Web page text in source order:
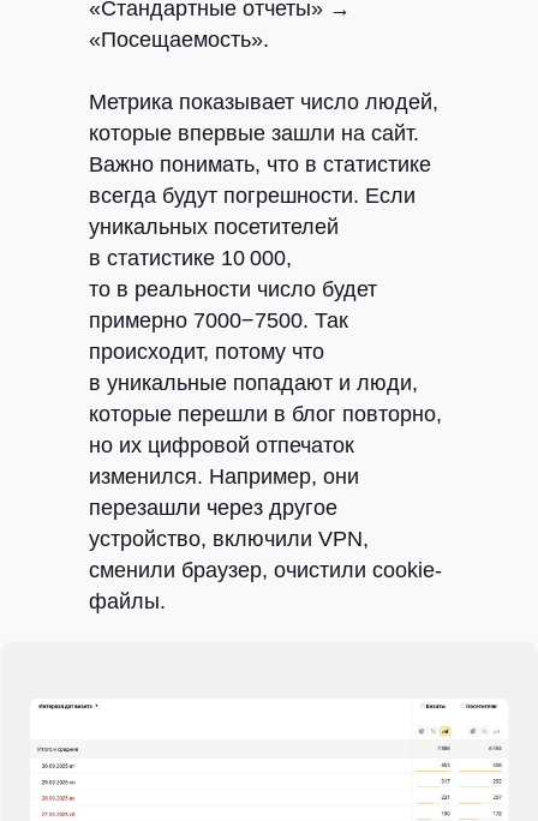
«Стандартные отчеты» →
«Посещаемость».
Метрика показывает число людей,
которые впервые зашли на сайт.
Важно понимать, что в статистике
всегда будут погрешности. Если
уникальных посетителей
в статистике 10 000,
то в реальности число будет
примерно 7000−7500. Так
происходит, потому что
в уникальные попадают и люди,
которые перешли в блог повторно,
но их цифровой отпечаток
изменился. Например, они
перезашли через другое
устройство, включили VPN,
сменили браузер, очистили cookie-
файлы.